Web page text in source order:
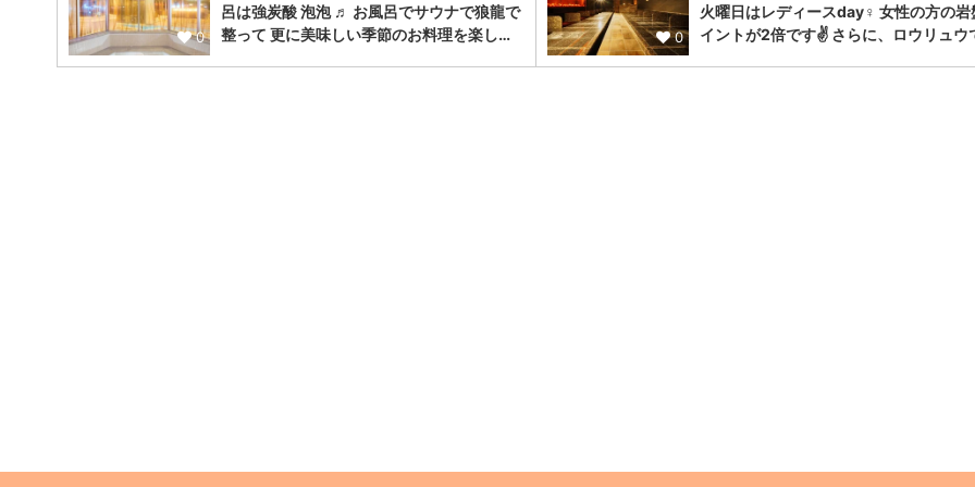
0
呂は強炭酸 泡泡 ♬ お風呂でサウナで狼龍で
整って 更に美味しい季節のお料理を楽し…
0
火曜日はレディースday♀️ 女性の方の岩
イントが2倍です✌️ さらに、ロウリュウ